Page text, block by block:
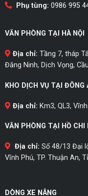
Phụ tùng: 0986 995
VĂN PHÒNG TẠI HÀ NỘI
Địa chỉ: Tầng 7, tháp
Đăng Ninh, Dịch Vọng,
KHO DỊCH VỤ TẠI ĐÔNG
Địa chỉ: Km3, QL3,
VĂN PHÒNG TẠI HỒ CHI
Địa chỉ: Số 48/13 Đại
Vĩnh Phú, TP. Thuận An,
DÒNG XE NÂNG